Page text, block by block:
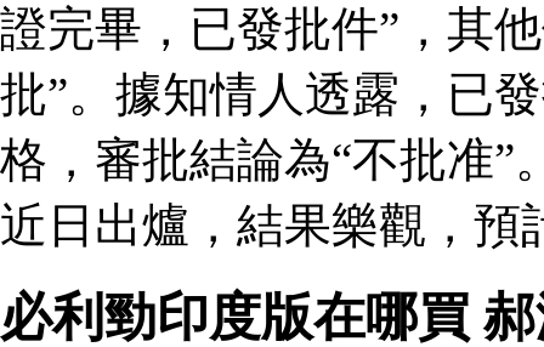
證完畢，已發批件”，其
批”。據知情人透露，已
格，審批結論為“不批准”
近日出爐，結果樂觀，預
必利勁印度版在哪買